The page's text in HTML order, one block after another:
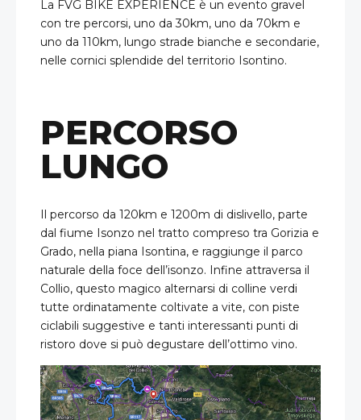
La FVG BIKE EXPERIENCE è un evento gravel
con tre percorsi, uno da 30km, uno da 70km e
uno da 110km, lungo strade bianche e secondarie,
nelle cornici splendide del territorio Isontino.
PERCORSO
LUNGO
Il percorso da 120km e 1200m di dislivello, parte
dal fiume Isonzo nel tratto compreso tra Gorizia e
Grado, nella piana Isontina, e raggiunge il parco
naturale della foce dell’isonzo. Infine attraversa il
Collio, questo magico alternarsi di colline verdi
tutte ordinatamente coltivate a vite, con piste
ciclabili suggestive e tanti interessanti punti di
ristoro dove si può degustare dell’ottimo vino.